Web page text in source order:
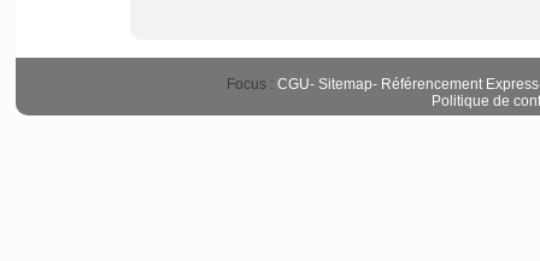
Focus : CGU- Sitemap- Référencement Express
Politique de